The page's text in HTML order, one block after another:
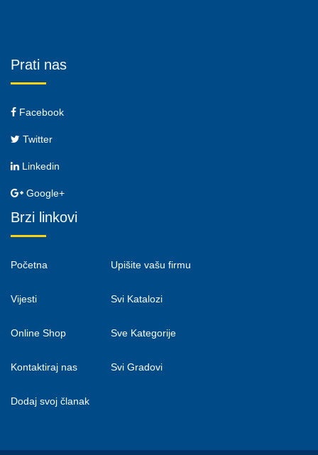
Prati nas
Facebook
Twitter
Linkedin
Google+
Brzi linkovi
Početna
Vijesti
Online Shop
Kontaktiraj nas
Dodaj svoj članak
Upišite vašu firmu
Svi Katalozi
Sve Kategorije
Svi Gradovi